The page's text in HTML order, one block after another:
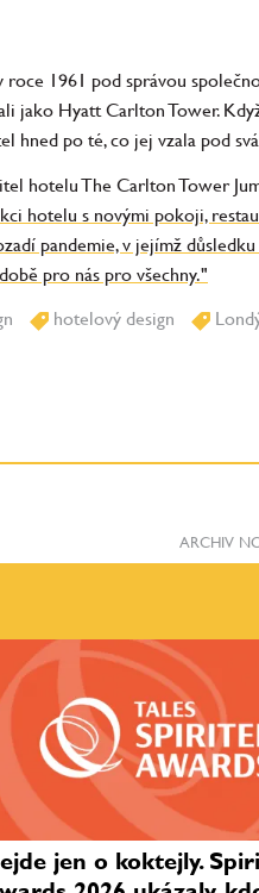
1961 pod správou
jako Hyatt Carlton Tower.
hned po té, co jej vzala pod
hotelu The Carlton Tower
hotelu s novými pokoji,
pandemie, v jejímž důsledku
pro nás pro všechny."
hotelový design
ARCHIV
jen o koktejly.